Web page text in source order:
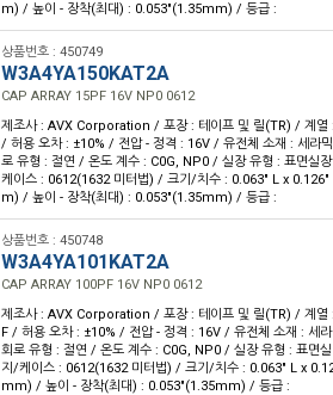
m) / 높이 - 장착(최대) : 0.053"(1.35mm) / 등급 :
상품번호 : 450749
W3A4YA150KAT2A
CAP ARRAY 15PF 16V NP0 0612
제조사 : AVX Corporation / 포장 : 테이프 및 릴(TR) / 계열
/ 허용 오차 : ±10% / 전압 - 정격 : 16V / 유전체 소재 : 세라
로 유형 : 절연 / 온도 계수 : C0G, NP0 / 실장 유형 : 표면실
케이스 : 0612(1632 미터법) / 크기/치수 : 0.063" L x
m) / 높이 - 장착(최대) : 0.053"(1.35mm) / 등급 :
상품번호 : 450748
W3A4YA101KAT2A
CAP ARRAY 100PF 16V NP0 0612
제조사 : AVX Corporation / 포장 : 테이프 및 릴(TR) / 계
F / 허용 오차 : ±10% / 전압 - 정격 : 16V / 유전체 소재 : 세
회로 유형 : 절연 / 온도 계수 : C0G, NP0 / 실장 유형 : 표면
지/케이스 : 0612(1632 미터법) / 크기/치수 : 0.063" L x
mm) / 높이 - 장착(최대) : 0.053"(1.35mm) / 등급 :